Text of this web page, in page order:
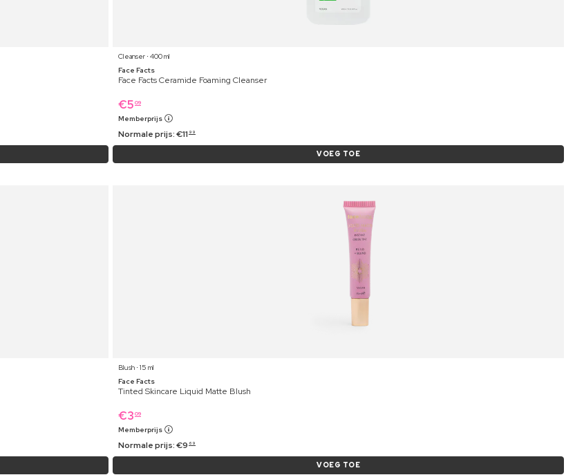
Cleanser ⋅ 400 ml
Face Facts
Face Facts Ceramide Foaming Cleanser
€5 09
Memberprijs
Normale prijs:€11 99
VOEG TOE
Blush ⋅ 15 ml
Face Facts
Tinted Skincare Liquid Matte Blush
€3 09
Memberprijs
Normale prijs:€9 69
VOEG TOE